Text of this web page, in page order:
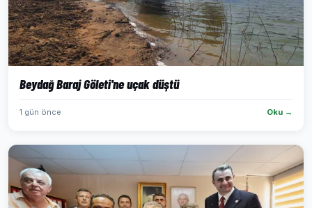
Beydağ Baraj Göleti'ne uçak düştü
1 gün önce Oku →